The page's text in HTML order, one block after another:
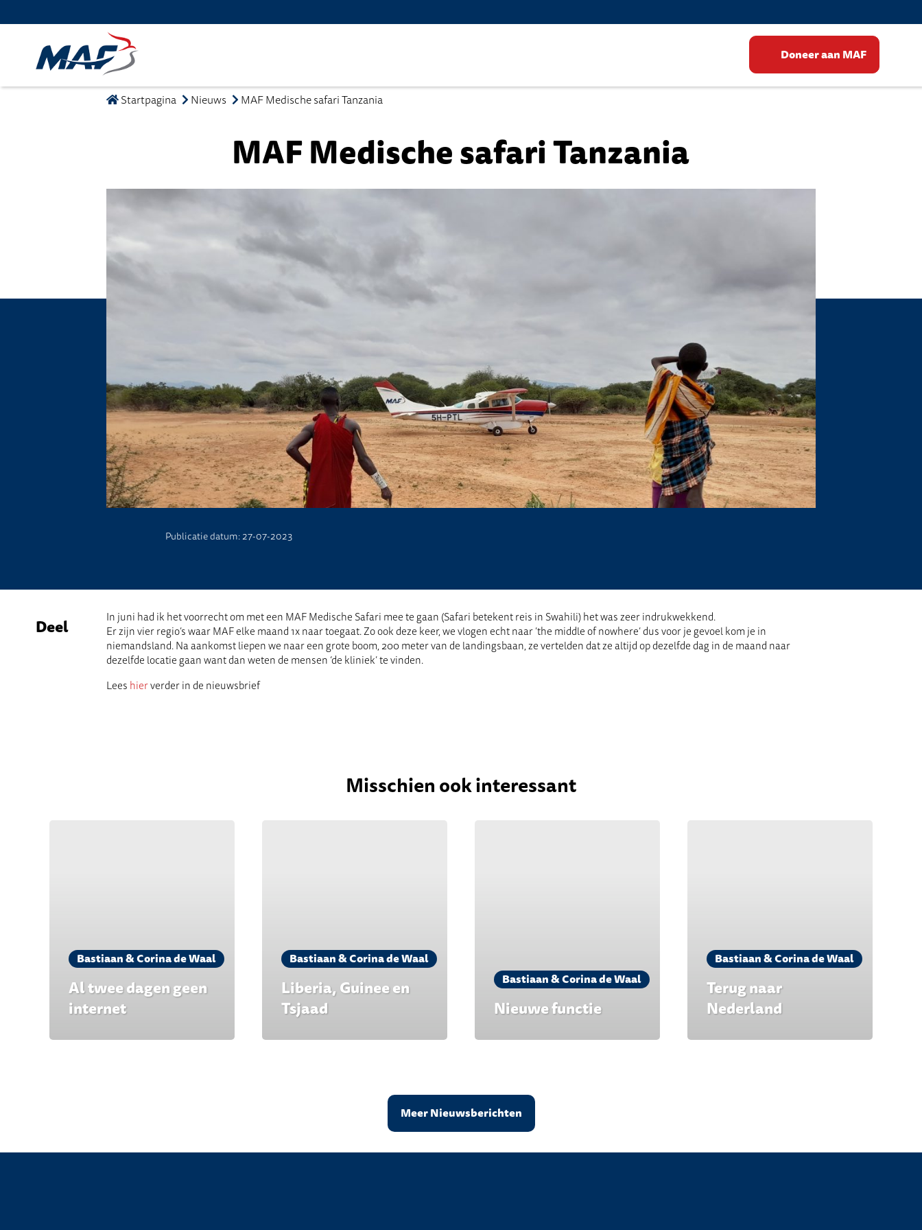
Doneer aan MAF
Startpagina Nieuws MAF Medische safari Tanzania
MAF Medische safari Tanzania
Publicatie datum: 27-07-2023
Deel
In juni had ik het voorrecht om met een MAF Medische Safari mee te gaan (Safari betekent reis in Swahili) het was zeer indrukwekkend.
Er zijn vier regio’s waar MAF elke maand 1x naar toegaat. Zo ook deze keer, we vlogen echt naar ’the middle of nowhere’ dus voor je gevoel kom je in
niemandsland. Na aankomst liepen we naar een grote boom, 200 meter van de landingsbaan, ze vertelden dat ze altijd op dezelfde dag in de maand naar
dezelfde locatie gaan want dan weten de mensen ‘de kliniek’ te vinden.
Lees hierverder in de nieuwsbrief
Misschien ook interessant
Bastiaan & Corina de Waal
Al twee dagen geen
internet
Bastiaan & Corina de Waal
Liberia, Guinee en
Tsjaad
Bastiaan & Corina de Waal
Nieuwe functie
Bastiaan & Corina de Waal
Terug naar
Nederland
Meer Nieuwsberichten